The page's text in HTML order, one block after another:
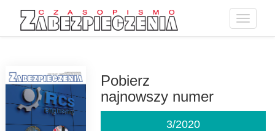
Toggle
Pobierz
najnowszy numer
3/2020